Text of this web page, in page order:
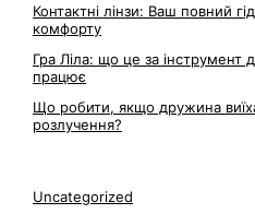
Контактні лінзи: Ваш повний
комфорту
Гра Ліла: що це за інструмент
працює
Що робити, якщо дружина
розлучення?
Uncategorized